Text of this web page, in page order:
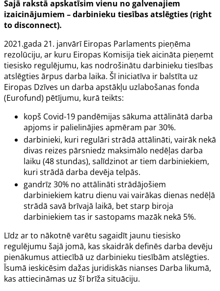
Šajā rakstā apskatīsim vienu no galvenajiem
izaicinājumiem – darbinieku tiesības atslēgties (right
to disconnect).
2021.gada 21. janvārī Eiropas Parlaments pieņēma
rezolūciju, ar kuru Eiropas Komisija tiek aicināta pieņemt
tiesisko regulējumu, kas nodrošinātu darbinieku tiesības
atslēgties ārpus darba laika. Šī iniciatīva ir balstīta uz
Eiropas Dzīves un darba apstākļu uzlabošanas fonda
(Eurofund) pētījumu, kurā teikts:
kopš Covid-19 pandēmijas sākuma attālinātā darba
apjoms ir palielinājies apmēram par 30%.
darbinieki, kuri regulāri strādā attālināti, vairāk nekā
divas reizes pārsniedz maksimālo nedēļas darba
laiku (48 stundas), salīdzinot ar tiem darbiniekiem,
kuri strādā darba devēja telpās.
gandrīz 30% no attālināti strādājošiem
darbiniekiem katru dienu vai vairākas dienas nedēļā
strādā savā brīvajā laikā, bet starp biroja
darbiniekiem tas ir sastopams mazāk nekā 5%.
Līdz ar to nākotnē varētu sagaidīt jaunu tiesisko
regulējumu šajā jomā, kas skaidrāk definēs darba devēju
pienākumus attiecībā uz darbinieku tiesībām atslēgties.
Īsumā ieskicēsim dažas juridiskās nianses Darba likumā,
kas attiecināmas uz šī brīža situāciju.